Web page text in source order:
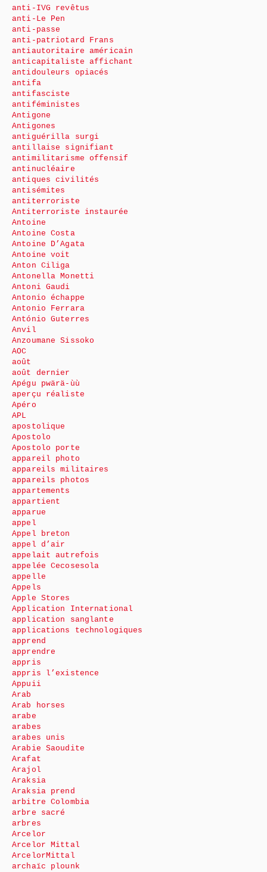
anti-IVG revêtus
anti-Le Pen
anti-passe
anti-patriotard Frans
antiautoritaire américain
anticapitaliste affichant
antidouleurs opiacés
antifa
antifasciste
antiféministes
Antigone
Antigones
antiguérilla surgi
antillaise signifiant
antimilitarisme offensif
antinucléaire
antiques civilités
antisémites
antiterroriste
Antiterroriste instaurée
Antoine
Antoine Costa
Antoine D’Agata
Antoine voit
Anton Ciliga
Antonella Monetti
Antoni Gaudi
Antonio échappe
Antonio Ferrara
António Guterres
Anvil
Anzoumane Sissoko
AOC
août
août dernier
Apégu pwärä-ùù
aperçu réaliste
Apéro
APL
apostolique
Apostolo
Apostolo porte
appareil photo
appareils militaires
appareils photos
appartements
appartient
apparue
appel
Appel breton
appel d’air
appelait autrefois
appelée Cecosesola
appelle
Appels
Apple Stores
Application International
application sanglante
applications technologiques
apprend
apprendre
appris
appris l’existence
Appuii
Arab
Arab horses
arabe
arabes
arabes unis
Arabie Saoudite
Arafat
Arajol
Araksia
Araksia prend
arbitre Colombia
arbre sacré
arbres
Arcelor
Arcelor Mittal
ArcelorMittal
archaïc plounk